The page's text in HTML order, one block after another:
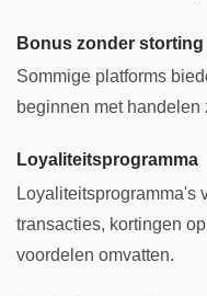
Bonus zonder storting
Sommige platforms
beginnen met
Loyaliteitsprogramma
Loyaliteitsprogramma's
transacties, kortingen
voordelen omvatten.